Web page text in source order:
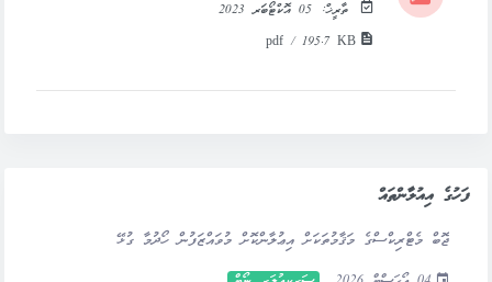
ތާރީޚް:
05 އޮކްޓޯބަރ 2023
pdf / 195.7 KB
ފަހުގެ އިއުލާންތައް
ޖޮބް މެޓްރިކްސްގެ މަޤާމުތަކަށް އިޢުލާންކޮށް މުވައްޒަފުން ހޯދުމާ ގުޅޭ